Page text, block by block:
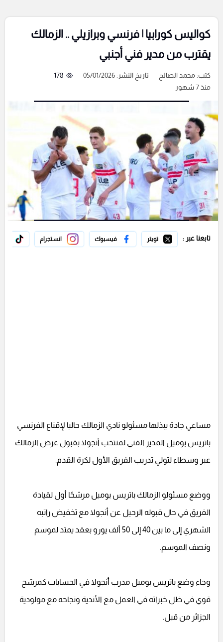
كواليس كورابيا | فرنسي وبرازيلي .. الزمالك
يقترب من مدير فني أجنبي
كتب:محمد الصالح تاريخ النشر: 05/01/2026
178
منذ 7 شهور
تابعنا عبر : تويتر فيسبوك انستجرام
مساعي جادة يبذلها مسئولو نادي الزمالك حاليا لإقناع الفرنسي
باتريس بوميل المدير الفني لمنتخب أنجولا بقبول عرض الزمالك
عبر وسطاء لتولي تدريب الفريق الأول لكرة القدم.
ووضع مسئولو الزمالك باتريس بوميل مرشحًا أول لقيادة
الفريق في حال قبوله الرحيل عن أنجولا مع تخفيض راتبه
الشهري إلى ما بين 40 إلى 50 ألف يورو بعقد يمتد لموسم
ونصف الموسم.
وجاء وضع باتريس بوميل مدرب أنجولا في الحسابات كمرشح
قوي في ظل خبراته في العمل مع الأندية ونجاحه مع مولودية
الجزائر من قبل.